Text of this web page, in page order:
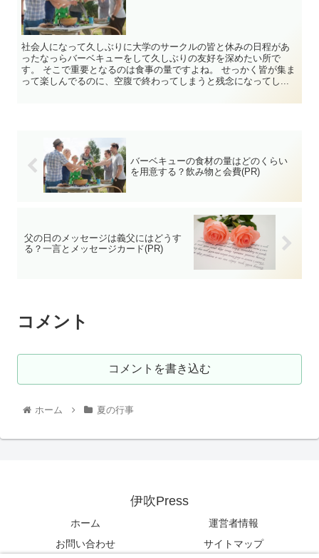
社会人になって久しぶりに大学のサークルの皆と休みの日程があ
ったなっらバーベキューをして久しぶりの友好を深めたい所で
す。 そこで重要となるのは食事の量ですよね。 せっかく皆が集ま
って楽しんでるのに、空腹で終わってしまうと残念になってし...
バーベキューの食材の量はどのくらい
を用意する？飲み物と会費(PR)
父の日のメッセージは義父にはどうす
る？一言とメッセージカード(PR)
コメント
コメントを書き込む
ホーム 夏の行事
伊吹Press
ホーム
運営者情報
お問い合わせ
サイトマップ